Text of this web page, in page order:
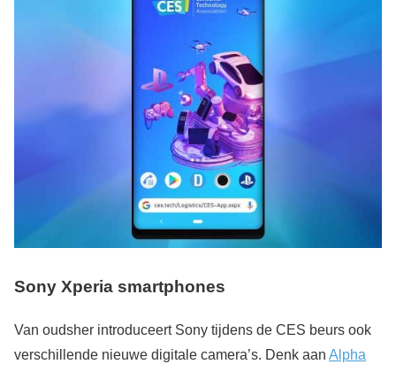
Sony Xperia smartphones
Van oudsher introduceert Sony tijdens de CES beurs ook
verschillende nieuwe digitale camera’s. Denk aan Alpha